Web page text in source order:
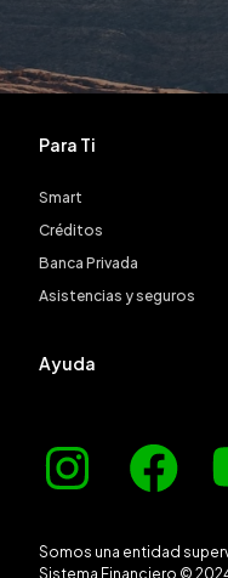
Somos una entidad
Sistema Financiero ©
Para Ti
Smart
Créditos
Banca Privada
Asistencias y seguros
Ayuda